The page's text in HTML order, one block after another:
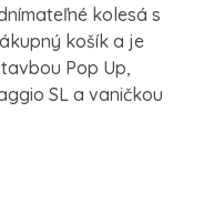
kolesá s
košík a je
Pop Up,
SL a vaničkou